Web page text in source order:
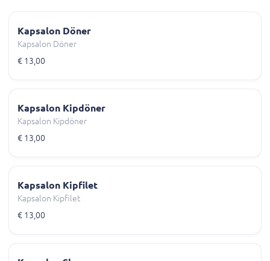
Kapsalon Döner
Kapsalon Döner
€ 13,00
Kapsalon Kipdöner
Kapsalon Kipdöner
€ 13,00
Kapsalon Kipfilet
Kapsalon Kipfilet
€ 13,00